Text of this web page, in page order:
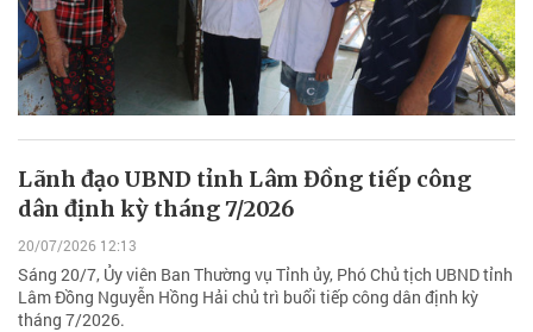
Lãnh đạo UBND tỉnh Lâm Đồng tiếp công
dân định kỳ tháng 7/2026
20/07/2026 12:13
Sáng 20/7, Ủy viên Ban Thường vụ Tỉnh ủy, Phó Chủ tịch UBND tỉnh
Lâm Đồng Nguyễn Hồng Hải chủ trì buổi tiếp công dân định kỳ
tháng 7/2026.